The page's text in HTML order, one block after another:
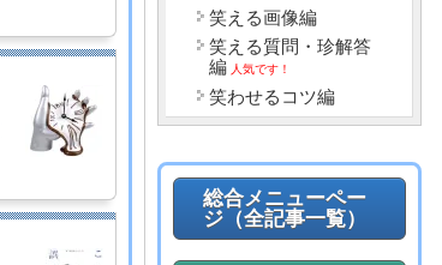
笑える画像編
笑える質問・珍解答
編 人気です！
笑わせるコツ編
総合メニューペー
ジ（全記事一覧）